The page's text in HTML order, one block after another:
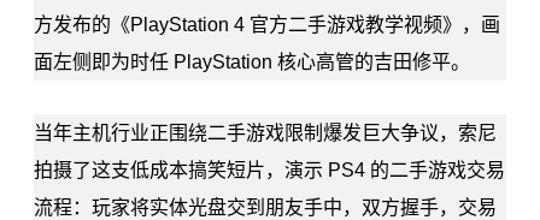
方发布的《PlayStation 4 官方二手游戏教学视频》，画
面左侧即为时任 PlayStation 核心高管的吉田修平。
当年主机行业正围绕二手游戏限制爆发巨大争议，索尼
拍摄了这支低成本搞笑短片，演示 PS4 的二手游戏交易
流程：玩家将实体光盘交到朋友手中，双方握手，交易